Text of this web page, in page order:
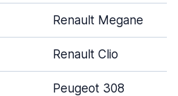
Renault Megane
Renault Clio
Peugeot 308